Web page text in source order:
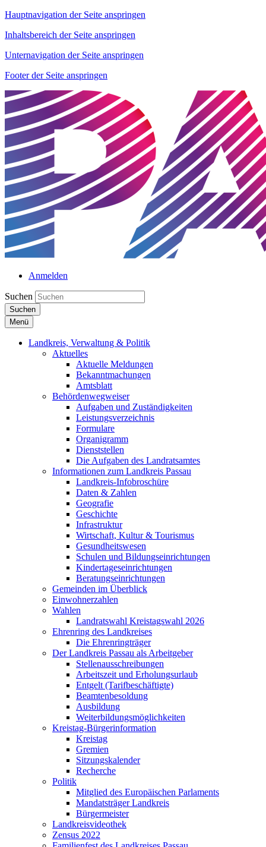
Hauptnavigation der Seite anspringen
Inhaltsbereich der Seite anspringen
Unternavigation der Seite anspringen
Footer der Seite anspringen
Anmelden
Suchen
Suchen
Menü
Landkreis, Verwaltung & Politik
Aktuelles
Aktuelle Meldungen
Bekanntmachungen
Amtsblatt
Behördenwegweiser
Aufgaben und Zuständigkeiten
Leistungsverzeichnis
Formulare
Organigramm
Dienststellen
Die Aufgaben des Landratsamtes
Informationen zum Landkreis Passau
Landkreis-Infobroschüre
Daten & Zahlen
Geografie
Geschichte
Infrastruktur
Wirtschaft, Kultur & Tourismus
Gesundheitswesen
Schulen und Bildungseinrichtungen
Kindertageseinrichtungen
Beratungseinrichtungen
Gemeinden im Überblick
Einwohnerzahlen
Wahlen
Landratswahl Kreistagswahl 2026
Ehrenring des Landkreises
Die Ehrenringträger
Der Landkreis Passau als Arbeitgeber
Stellenausschreibungen
Arbeitszeit und Erholungsurlaub
Entgelt (Tarifbeschäftigte)
Beamtenbesoldung
Ausbildung
Weiterbildungsmöglichkeiten
Kreistag-Bürgerinformation
Kreistag
Gremien
Sitzungskalender
Recherche
Politik
Mitglied des Europäischen Parlaments
Mandatsträger Landkreis
Bürgermeister
Landkreisvideothek
Zensus 2022